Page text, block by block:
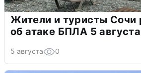
Жители и туристы Сочи
об атаке БПЛА 5 августа
5 августа 0